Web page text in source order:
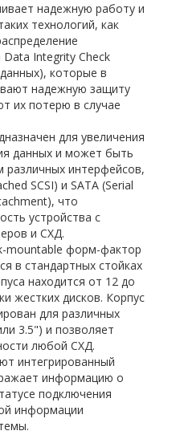
надежную работу и
технологий, как
Integrity Check
которые в
надежную защиту
их потерю в случае
для увеличения
данных и может быть
различных интерфейсов,
SCSI) и SATA (Serial
что
устройства с
и СХД.
mountable форм-фактор
в стандартных стойках
находится от 12 до
жестких дисков. Корпус
для различных
3.5") и позволяет
любой СХД.
интегрированный
информацию о
подключения
информации